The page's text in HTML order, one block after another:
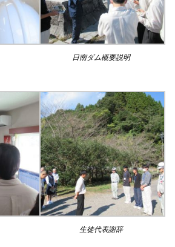
日南ダム概要説明
生徒代表謝辞